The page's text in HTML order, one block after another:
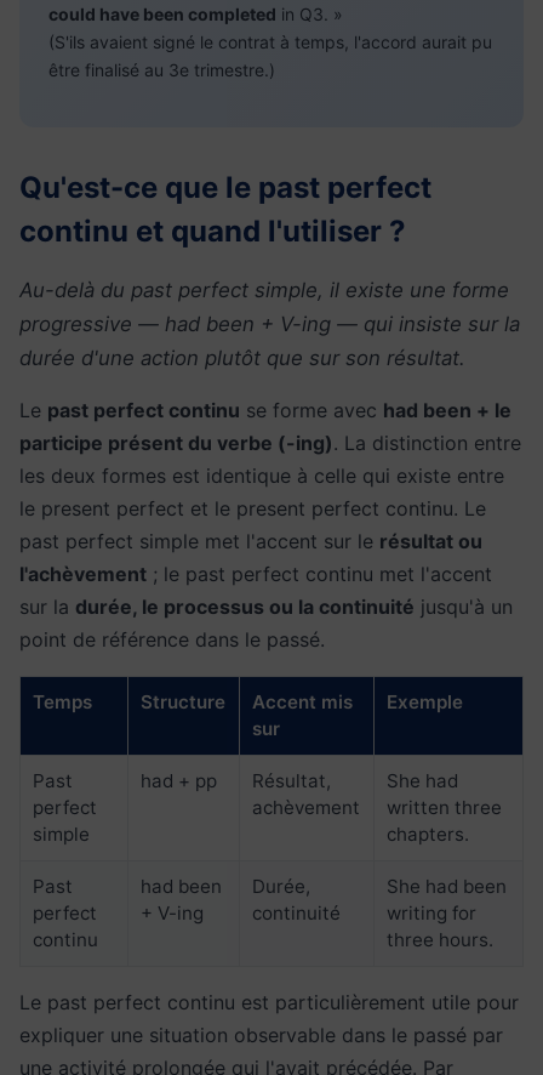
could have been completed in Q3. »
(S'ils avaient signé le contrat à temps, l'accord aurait pu
être finalisé au 3e trimestre.)
Qu'est-ce que le past perfect
continu et quand l'utiliser ?
Au-delà du past perfect simple, il existe une forme
progressive — had been + V-ing — qui insiste sur la
durée d'une action plutôt que sur son résultat.
Le past perfect continu se forme avec had been + le
participe présent du verbe (-ing). La distinction entre
les deux formes est identique à celle qui existe entre
le present perfect et le present perfect continu. Le
past perfect simple met l'accent sur le résultat ou
l'achèvement ; le past perfect continu met l'accent
sur la durée, le processus ou la continuité jusqu'à un
point de référence dans le passé.
Temps Structure
Accent mis
sur
Exemple
Past
perfect
simple
had + pp
Résultat,
achèvement
She had
written three
chapters.
Past
perfect
continu
had been
+ V-ing
Durée,
continuité
She had been
writing for
three hours.
Le past perfect continu est particulièrement utile pour
expliquer une situation observable dans le passé par
une activité prolongée qui l'avait précédée. Par